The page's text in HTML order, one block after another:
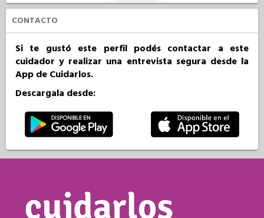
CONTACTO
Si te gustó este perfil podés contactar a este
cuidador y realizar una entrevista segura desde la
App de Cuidarlos.
Descargala desde: